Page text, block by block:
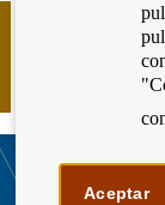
España
¿Aún
pronto
Aceptar